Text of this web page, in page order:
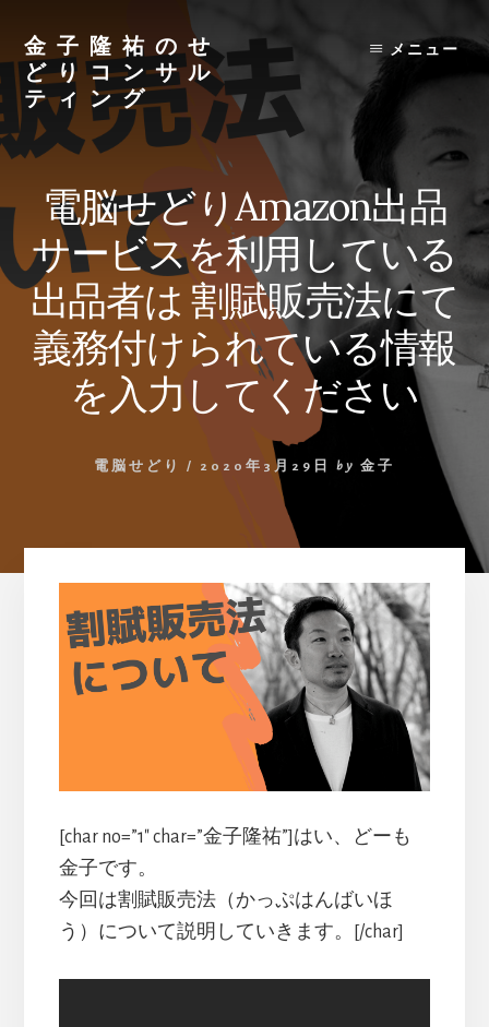
content
金子隆祐のせ
どりコンサル
ティング
メニュー
電脳せどりAmazon出品
サービスを利用している
出品者は 割賦販売法にて
義務付けられている情報
を入力してください
電脳せどり / 2020年3月29日 by 金子
[char no=”1″ char=”金子隆祐”]はい、どーも
金子です。
今回は割賦販売法（かっぷはんばいほ
う）について説明していきます。[/char]